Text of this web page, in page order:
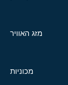
מזג האוויר
מכוניות